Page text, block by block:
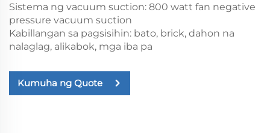
Sistema ng vacuum suction: 800 watt fan negative
pressure vacuum suction
Kabillangan sa pagsisihin: bato, brick, dahon na
nalaglag, alikabok, mga iba pa
Kumuha ng Quote